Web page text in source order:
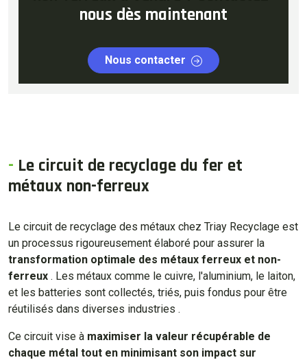
nous dès maintenant
Nous contacter
- Le circuit de recyclage du fer et
métaux non-ferreux
Le circuit de recyclage des métaux chez Triay Recyclage est
un processus rigoureusement élaboré pour assurer la
transformation optimale des métaux ferreux et non-
ferreux . Les métaux comme le cuivre, l'aluminium, le laiton,
et les batteries sont collectés, triés, puis fondus pour être
réutilisés dans diverses industries .
Ce circuit vise à maximiser la valeur récupérable de
chaque métal tout en minimisant son impact sur